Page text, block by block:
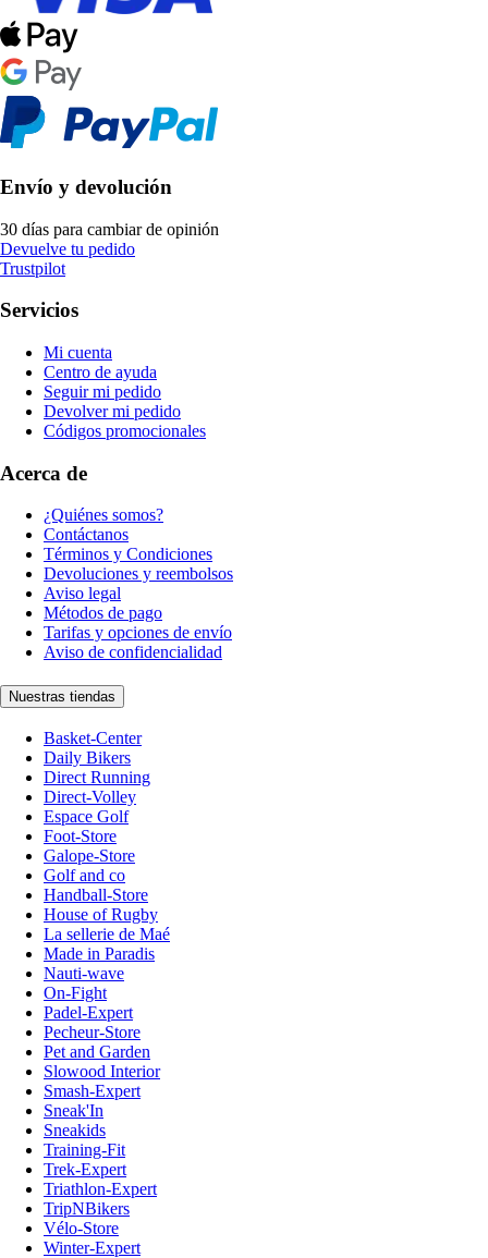
Envío y devolución
30 días para cambiar de opinión
Devuelve tu pedido
Trustpilot
Servicios
Mi cuenta
Centro de ayuda
Seguir mi pedido
Devolver mi pedido
Códigos promocionales
Acerca de
¿Quiénes somos?
Contáctanos
Términos y Condiciones
Devoluciones y reembolsos
Aviso legal
Métodos de pago
Tarifas y opciones de envío
Aviso de confidencialidad
Nuestras tiendas
Basket-Center
Daily Bikers
Direct Running
Direct-Volley
Espace Golf
Foot-Store
Galope-Store
Golf and co
Handball-Store
House of Rugby
La sellerie de Maé
Made in Paradis
Nauti-wave
On-Fight
Padel-Expert
Pecheur-Store
Pet and Garden
Slowood Interior
Smash-Expert
Sneak'In
Sneakids
Training-Fit
Trek-Expert
Triathlon-Expert
TripNBikers
Vélo-Store
Winter-Expert